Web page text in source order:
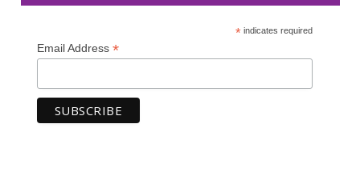
*indicates required
Email Address *